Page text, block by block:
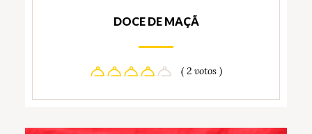
DOCE DE MAÇÃ
( 2 votos )